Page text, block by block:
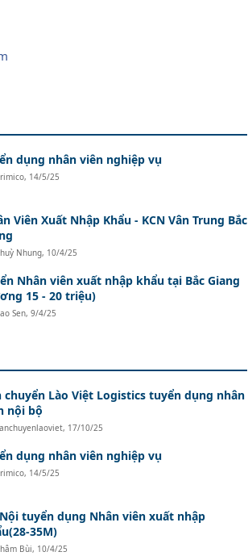
dụng nhân viên nghiệp vụ
, 14/5/25
Viên Xuất Nhập Khẩu - KCN Vân Trung Bắc
Nhung, 10/4/25
Nhân viên xuất nhập khẩu tại Bắc Giang
15 - 20 triệu)
Sen, 9/4/25
chuyển Lào Việt Logistics tuyển dụng nhân
nội bộ
, 17/10/25
dụng nhân viên nghiệp vụ
, 14/5/25
tuyển dụng Nhân viên xuất nhập
35M)
Bùi, 10/4/25